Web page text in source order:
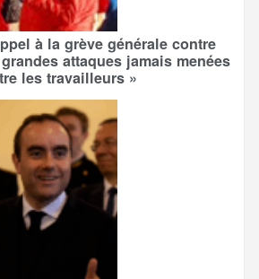
à la grève générale contre
attaques jamais menées
les travailleurs »